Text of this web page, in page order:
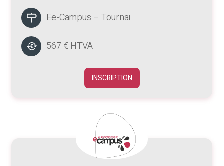
Ee-Campus – Tournai
567 € HTVA
INSCRIPTION